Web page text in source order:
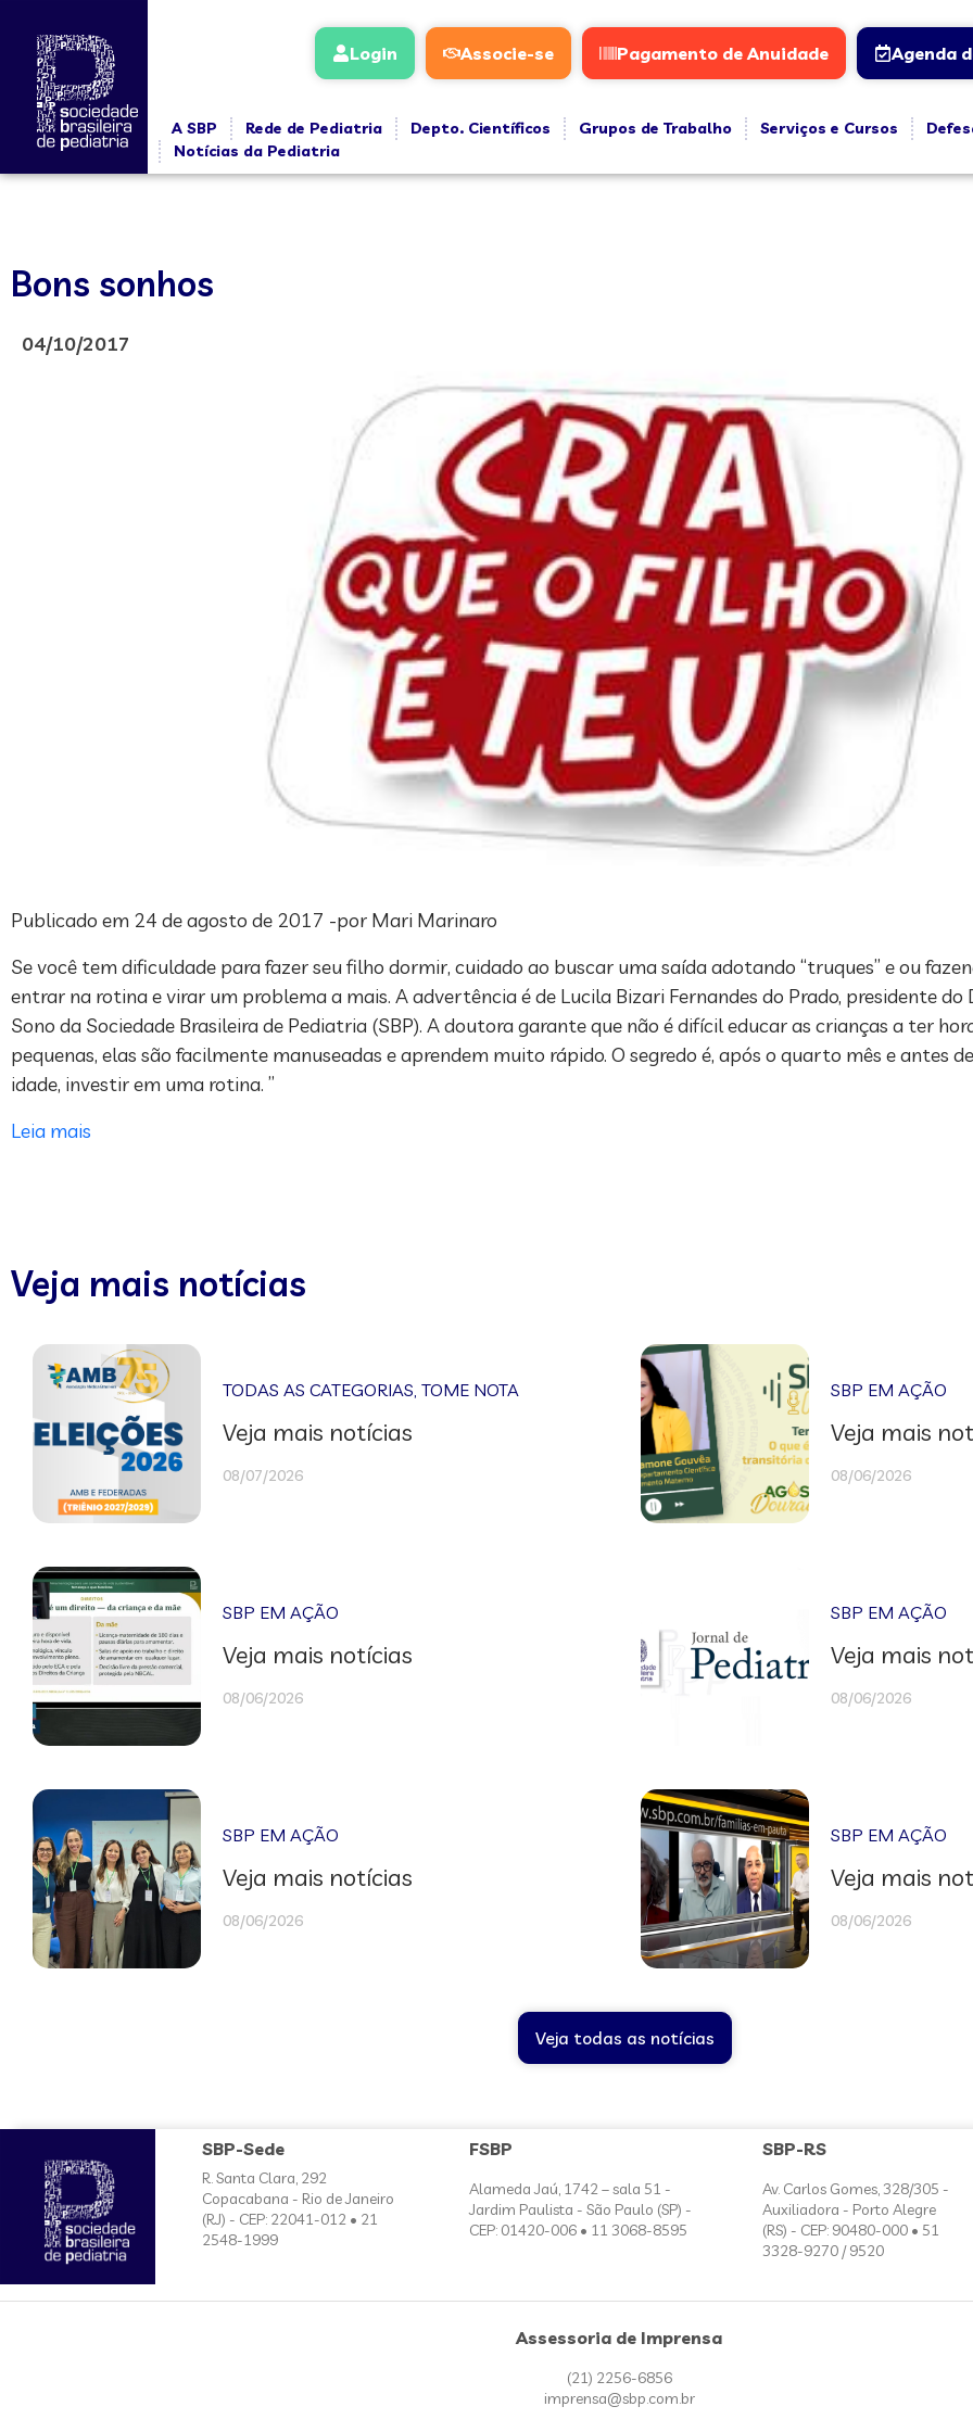
Login Associe-se Pagamento de Anuidade Agenda
A SBP Rede de Pediatria Depto. Científicos Grupos de Trabalho Serviços e Cursos
Notícias da Pediatria
Bons sonhos
04/10/2017
Publicado em 24 de agosto de 2017 -por Mari Marinaro
Se você tem dificuldade para fazer seu filho dormir, cuidado ao buscar uma saída adotando “truques” e ou
entrar na rotina e virar um problema a mais. A advertência é de Lucila Bizari Fernandes do Prado, presidente
Sono da Sociedade Brasileira de Pediatria (SBP). A doutora garante que não é difícil educar as crianças a ter
pequenas, elas são facilmente manuseadas e aprendem muito rápido. O segredo é, após o quarto mês e antes
idade, investir em uma rotina. ”
Leia mais
Veja mais notícias
TODAS AS CATEGORIAS,TOME NOTA
Veja mais notícias
08/07/2026
SBP EM AÇÃO
Veja mais
08/06/2026
SBP EM AÇÃO
Veja mais notícias
08/06/2026
SBP EM AÇÃO
Veja mais
08/06/2026
SBP EM AÇÃO
Veja mais notícias
08/06/2026
SBP EM AÇÃO
Veja mais
08/06/2026
Veja todas as notícias
SBP-Sede
R. Santa Clara, 292
Copacabana - Rio de Janeiro
(RJ) - CEP: 22041-012 • 21
2548-1999
FSBP
Alameda Jaú, 1742 – sala 51 -
Jardim Paulista - São Paulo (SP) -
CEP: 01420-006 • 11 3068-8595
SBP-RS
Av. Carlos Gomes, 328/305 -
Auxiliadora - Porto Alegre
(RS) - CEP: 90480-000 • 51
3328-9270 / 9520
Assessoria de Imprensa
(21) 2256-6856
imprensa@sbp.com.br